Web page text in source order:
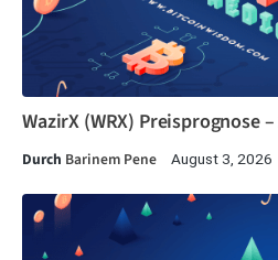
WazirX (WRX) Preisprognose
Durch Barinem Pene August 3, 2026